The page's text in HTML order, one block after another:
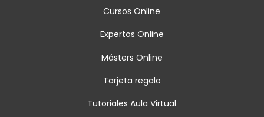
Cursos Online
Expertos Online
Másters Online
Tarjeta regalo
Tutoriales Aula Virtual